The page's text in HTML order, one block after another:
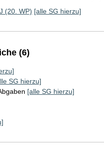
(20. WP) [alle SG hierzu]
(6)
SG hierzu]
[alle SG hierzu]